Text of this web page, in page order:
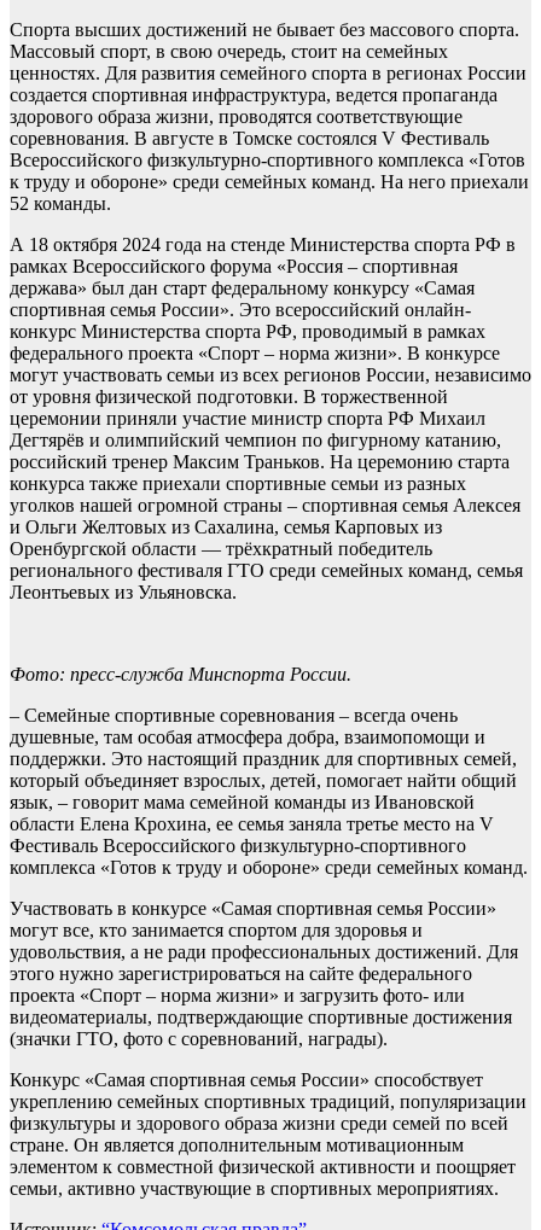
Спорта высших достижений не бывает без массового спорта.
Массовый спорт, в свою очередь, стоит на семейных
ценностях. Для развития семейного спорта в регионах России
создается спортивная инфраструктура, ведется пропаганда
здорового образа жизни, проводятся соответствующие
соревнования. В августе в Томске состоялся V Фестиваль
Всероссийского физкультурно-спортивного комплекса «Готов
к труду и обороне» среди семейных команд. На него приехали
52 команды.
А 18 октября 2024 года на стенде Министерства спорта РФ в
рамках Всероссийского форума «Россия – спортивная
держава» был дан старт федеральному конкурсу «Самая
спортивная семья России». Это всероссийский онлайн-
конкурс Министерства спорта РФ, проводимый в рамках
федерального проекта «Спорт – норма жизни». В конкурсе
могут участвовать семьи из всех регионов России, независимо
от уровня физической подготовки. В торжественной
церемонии приняли участие министр спорта РФ Михаил
Дегтярёв и олимпийский чемпион по фигурному катанию,
российский тренер Максим Траньков. На церемонию старта
конкурса также приехали спортивные семьи из разных
уголков нашей огромной страны – спортивная семья Алексея
и Ольги Желтовых из Сахалина, семья Карповых из
Оренбургской области — трёхкратный победитель
регионального фестиваля ГТО среди семейных команд, семья
Леонтьевых из Ульяновска.
Фото: пресс-служба Минспорта России.
– Семейные спортивные соревнования – всегда очень
душевные, там особая атмосфера добра, взаимопомощи и
поддержки. Это настоящий праздник для спортивных семей,
который объединяет взрослых, детей, помогает найти общий
язык, – говорит мама семейной команды из Ивановской
области Елена Крохина, ее семья заняла третье место на V
Фестиваль Всероссийского физкультурно-спортивного
комплекса «Готов к труду и обороне» среди семейных команд.
Участвовать в конкурсе «Самая спортивная семья России»
могут все, кто занимается спортом для здоровья и
удовольствия, а не ради профессиональных достижений. Для
этого нужно зарегистрироваться на сайте федерального
проекта «Спорт – норма жизни» и загрузить фото- или
видеоматериалы, подтверждающие спортивные достижения
(значки ГТО, фото с соревнований, награды).
Конкурс «Самая спортивная семья России» способствует
укреплению семейных спортивных традиций, популяризации
физкультуры и здорового образа жизни среди семей по всей
стране. Он является дополнительным мотивационным
элементом к совместной физической активности и поощряет
семьи, активно участвующие в спортивных мероприятиях.